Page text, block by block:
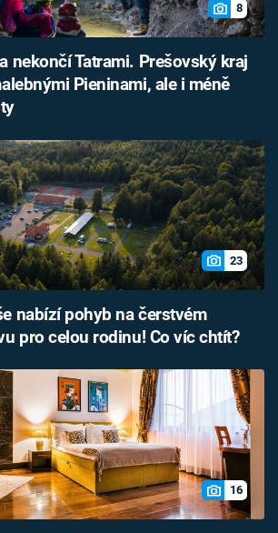
8
nekončí Tatrami. Prešovský kraj
Pieninami, ale i méně
23
nabízí pohyb na čerstvém
pro celou rodinu! Co víc chtít?
16